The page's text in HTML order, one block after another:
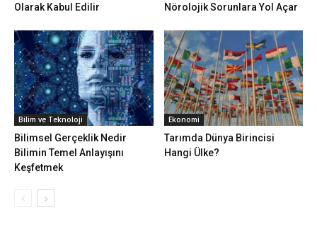
Olarak Kabul Edilir
Nörolojik Sorunlara Yol Açar
Bilim ve Teknoloji
Bilimsel Gerçeklik Nedir
Bilimin Temel Anlayışını
Keşfetmek
Ekonomi
Tarımda Dünya Birincisi
Hangi Ülke?